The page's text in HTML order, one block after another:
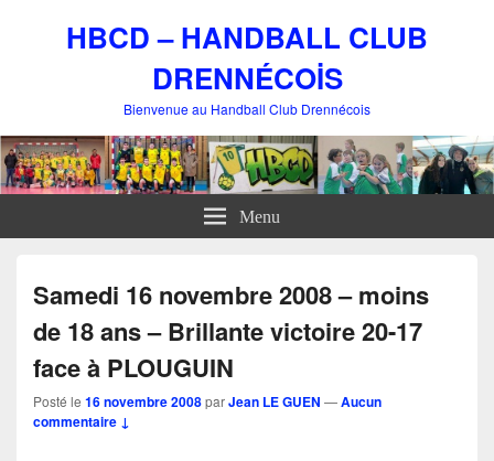
HBCD – HANDBALL CLUB
DRENNÉCOİS
Bienvenue au Handball Club Drennécois
Menu
Samedi 16 novembre 2008 – moins
de 18 ans – Brillante victoire 20-17
face à PLOUGUIN
Posté le 16 novembre 2008parJean LE GUEN —Aucun
commentaire ↓